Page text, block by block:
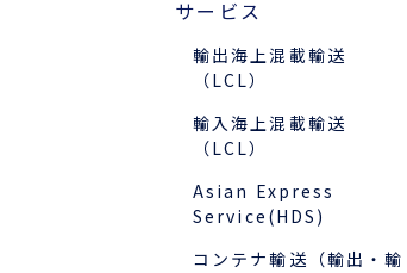
サービス
輸出海上混載輸送
（LCL）
輸入海上混載輸送
（LCL）
Asian Express
Service(HDS)
コンテナ輸送（輸出・輸